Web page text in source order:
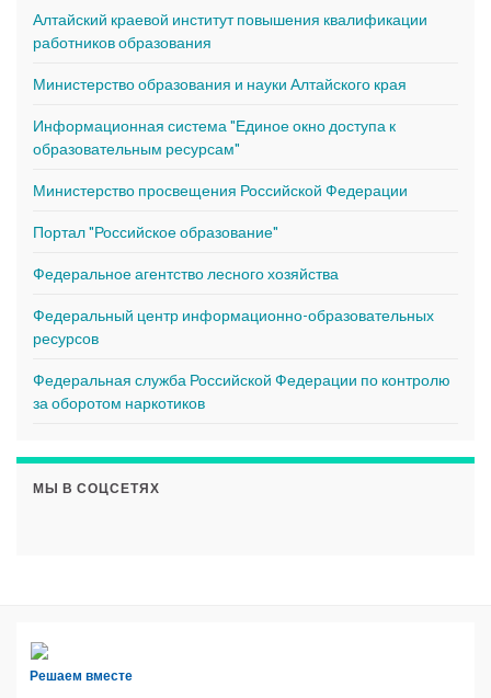
Алтайский краевой институт повышения квалификации
работников образования
Министерство образования и науки Алтайского края
Информационная система "Единое окно доступа к
образовательным ресурсам"
Министерство просвещения Российской Федерации
Портал "Российское образование"
Федеральное агентство лесного хозяйства
Федеральный центр информационно-образовательных
ресурсов
Федеральная служба Российской Федерации по контролю
за оборотом наркотиков
МЫ В СОЦСЕТЯХ
Решаем вместе